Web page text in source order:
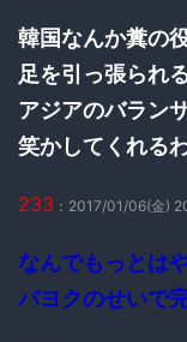
韓国なんか糞の
足を引っ張られ
アジアのバラン
笑かしてくれる
233 ：2017/01/06(金)
なんでもっとは
パヨクのせいで